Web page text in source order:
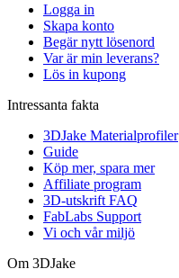
Logga in
Skapa konto
Begär nytt lösenord
Var är min leverans?
Lös in kupong
Intressanta fakta
3DJake Materialprofiler
Guide
Köp mer, spara mer
Affiliate program
3D-utskrift FAQ
FabLabs Support
Vi och vår miljö
Om 3DJake